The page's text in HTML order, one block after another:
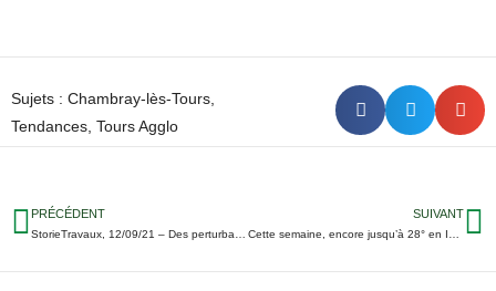
Sujets : Chambray-lès-Tours,
Tendances, Tours Agglo
PRÉCÉDENT
StorieTravaux, 12/09/21 – Des perturbations sur l’A10, l’A85 et le Bd Jean Royer de Tours
SUIVANT
Cette semaine, encore jusqu’à 28° en Indre-et-Loire